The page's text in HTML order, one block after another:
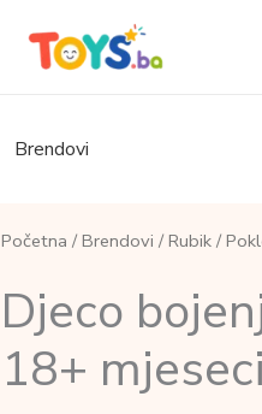
Brendovi
Početna / Brendovi / Rubik/
Djeco
18+ mjeseci